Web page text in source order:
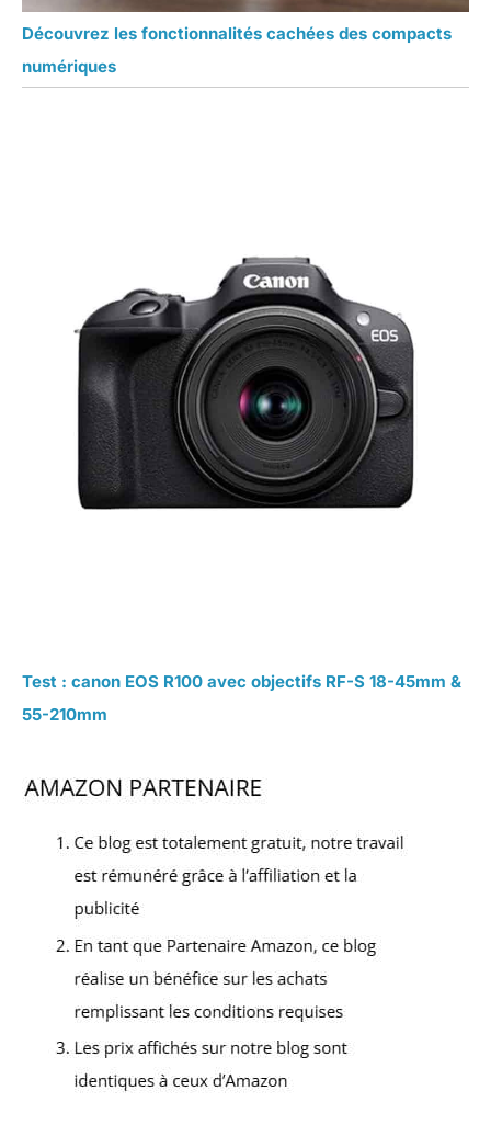
Découvrez les fonctionnalités cachées des compacts
numériques
Test : canon EOS R100 avec objectifs RF-S 18-45mm &
55-210mm